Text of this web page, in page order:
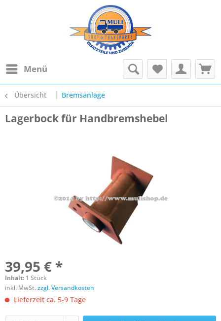
Menü
Übersicht Bremsanlage
Lagerbock für Handbremshebel
39,95 € *
Inhalt: 1 Stück
inkl. MwSt.zzgl. Versandkosten
Lieferzeit ca. 5-9 Tage